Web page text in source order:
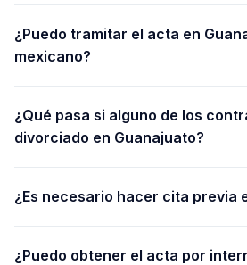
¿Puedo tramitar el acta en
mexicano?
¿Qué pasa si alguno de los
divorciado en Guanajuato?
¿Es necesario hacer cita previa
¿Puedo obtener el acta por